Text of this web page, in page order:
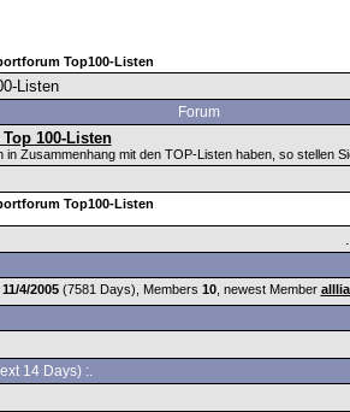
Top100-Listen
Listen
Forum
100-Listen
in Zusammenhang mit den TOP-Listen haben, so stellen
Top100-Listen
11/4/2005(7581 Days), Members 10, newest Member
14 Days) :.